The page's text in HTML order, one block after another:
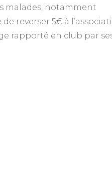
malades, notamment
reverser 5€ à
rapporté en club par